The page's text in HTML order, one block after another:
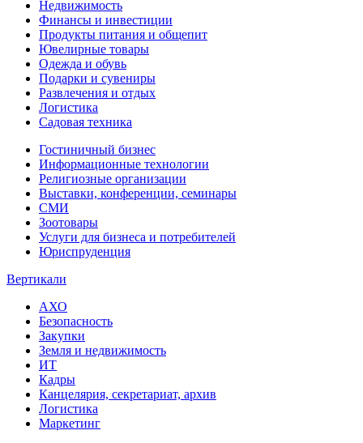
Недвижимость
Финансы и инвестиции
Продукты питания и общепит
Ювелирные товары
Одежда и обувь
Подарки и сувениры
Развлечения и отдых
Логистика
Садовая техника
Гостиничный бизнес
Информационные технологии
Религиозные организации
Выставки, конференции, семинары
СМИ
Зоотовары
Услуги для бизнеса и потребителей
Юриспруденция
Вертикали
АХО
Безопасность
Закупки
Земля и недвижимость
ИТ
Кадры
Канцелярия, секретариат, архив
Логистика
Маркетинг